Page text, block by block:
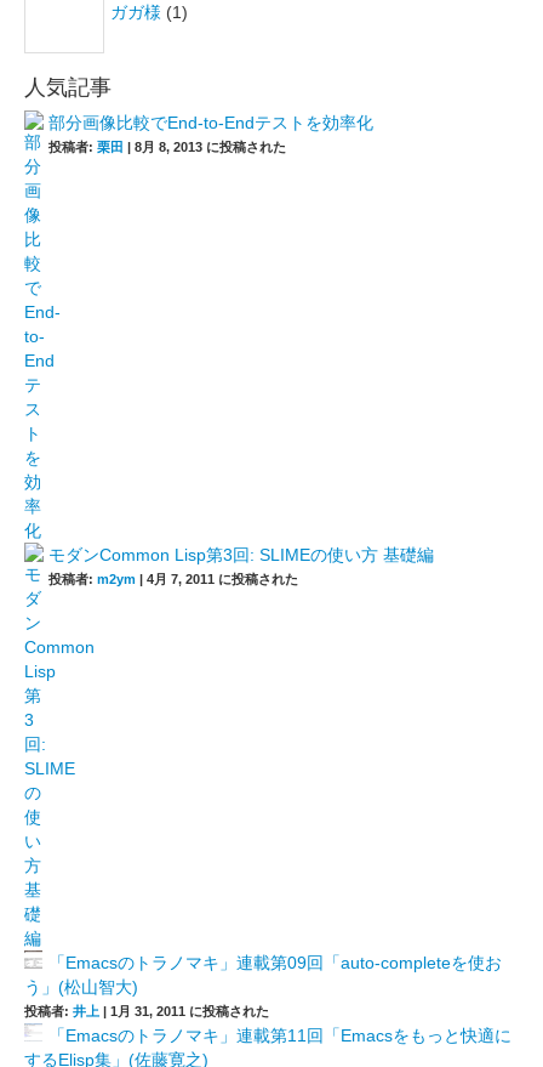
ガガ様 (1)
人気記事
部分画像比較でEnd-to-Endテストを効率化
投稿者: 栗田 | 8月 8, 2013 に投稿された
モダンCommon Lisp第3回: SLIMEの使い方 基礎編
投稿者: m2ym | 4月 7, 2011 に投稿された
「Emacsのトラノマキ」連載第09回「auto-completeを使お
う」(松山智大)
投稿者: 井上 | 1月 31, 2011 に投稿された
「Emacsのトラノマキ」連載第11回「Emacsをもっと快適に
するElisp集」(佐藤寛之)